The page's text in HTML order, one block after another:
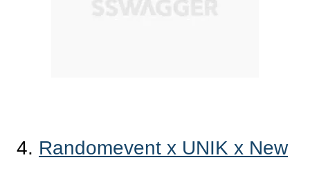
4. Randomevent x UNIK x New